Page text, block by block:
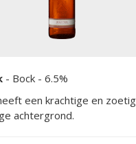
- Bock - 6.5%
een krachtige en
achtergrond.